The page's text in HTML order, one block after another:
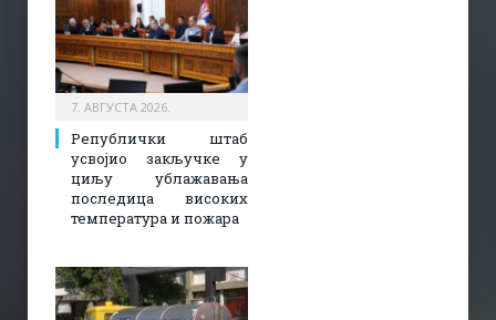
7. АВГУСТА 2026.
Републички штаб
усвојио закључке у
циљу ублажавања
последица високих
температура и пожара​